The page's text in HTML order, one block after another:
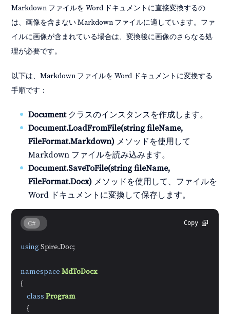
Markdown ファイルを Word ドキュメントに直接変換するの
は、画像を含まない Markdown ファイルに適しています。ファ
イルに画像が含まれている場合は、変換後に画像のさらなる処
理が必要です。
以下は、Markdown ファイルを Word ドキュメントに変換する
手順です：
Documentクラスのインスタンスを作成します。
Document.LoadFromFile(string fileName,
FileFormat.Markdown) メソッドを使用して
Markdown ファイルを読み込みます。
Document.SaveToFile(string fileName,
FileFormat.Docx) メソッドを使用して、ファイルを
Word ドキュメントに変換して保存します。
C# Copy
using Spire.Doc;
namespace MdToDocx
{
class Program
    {